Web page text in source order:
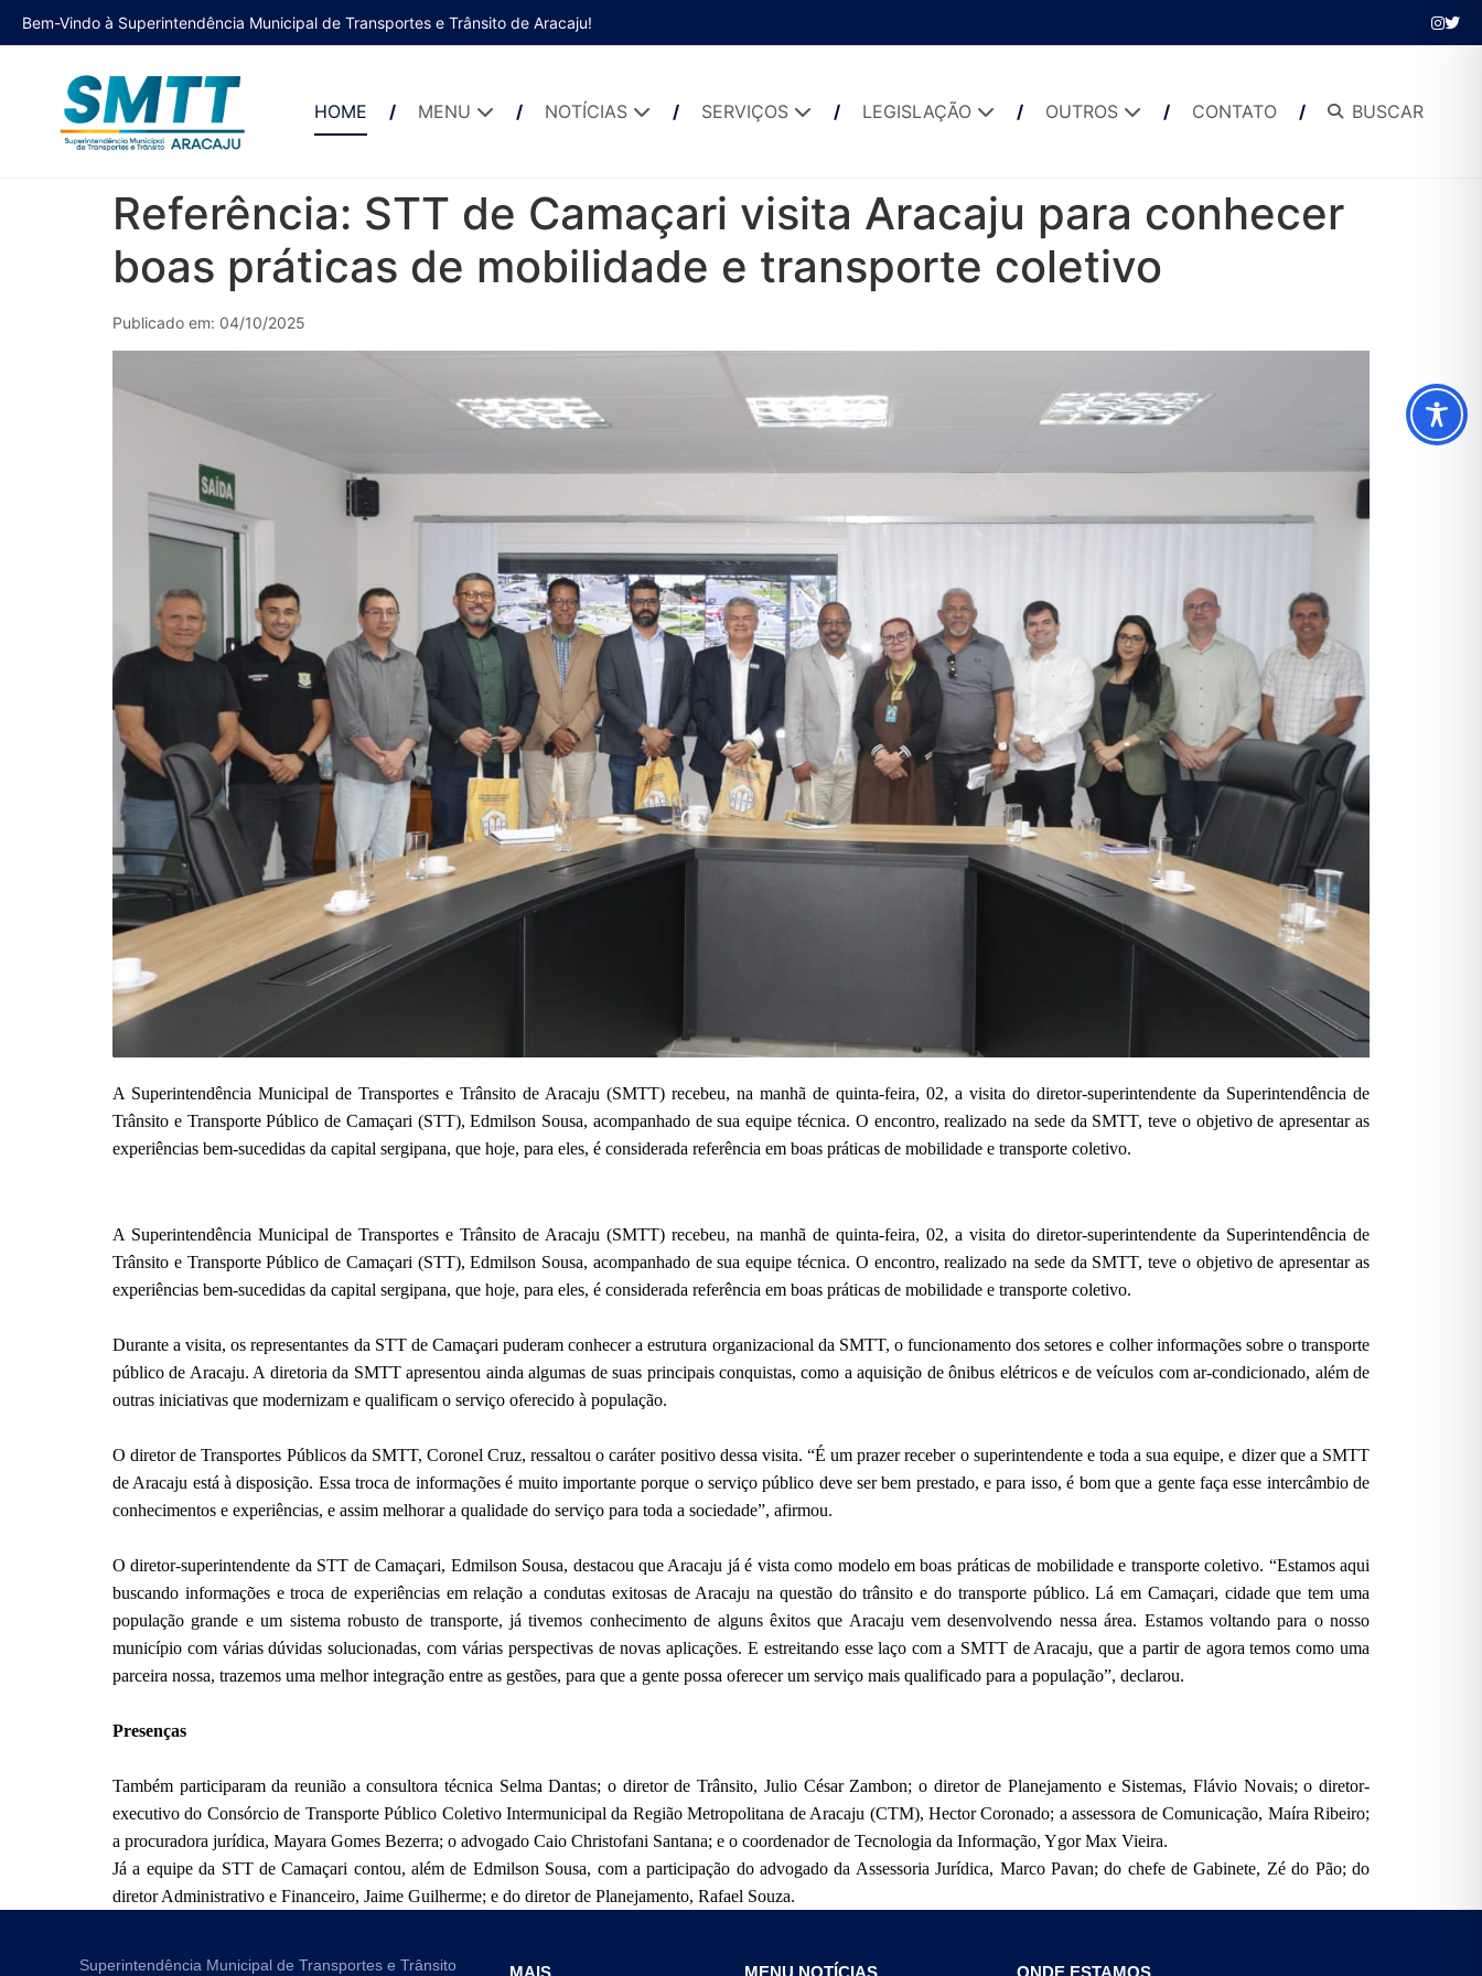
Bem-Vindo à Superintendência Municipal de Transportes e Trânsito de Aracaju!
HOME MENU NOTÍCIAS SERVIÇOS LEGISLAÇÃO OUTROS CONTATO BUSCAR
Referência: STT de Camaçari visita Aracaju para conhecer
boas práticas de mobilidade e transporte coletivo
Publicado em: 04/10/2025
A Superintendência Municipal de Transportes e Trânsito de Aracaju (SMTT) recebeu, na manhã de quinta-feira, 02, a visita do diretor-superintendente da Superintendência de
Trânsito e Transporte Público de Camaçari (STT), Edmilson Sousa, acompanhado de sua equipe técnica. O encontro, realizado na sede da SMTT, teve o objetivo de apresentar as
experiências bem-sucedidas da capital sergipana, que hoje, para eles, é considerada referência em boas práticas de mobilidade e transporte coletivo.
A Superintendência Municipal de Transportes e Trânsito de Aracaju (SMTT) recebeu, na manhã de quinta-feira, 02, a visita do diretor-superintendente da Superintendência de
Trânsito e Transporte Público de Camaçari (STT), Edmilson Sousa, acompanhado de sua equipe técnica. O encontro, realizado na sede da SMTT, teve o objetivo de apresentar as
experiências bem-sucedidas da capital sergipana, que hoje, para eles, é considerada referência em boas práticas de mobilidade e transporte coletivo.
Durante a visita, os representantes da STT de Camaçari puderam conhecer a estrutura organizacional da SMTT, o funcionamento dos setores e colher informações sobre o transporte
público de Aracaju. A diretoria da SMTT apresentou ainda algumas de suas principais conquistas, como a aquisição de ônibus elétricos e de veículos com ar-condicionado, além de
outras iniciativas que modernizam e qualificam o serviço oferecido à população.
O diretor de Transportes Públicos da SMTT, Coronel Cruz, ressaltou o caráter positivo dessa visita. “É um prazer receber o superintendente e toda a sua equipe, e dizer que a SMTT
de Aracaju está à disposição. Essa troca de informações é muito importante porque o serviço público deve ser bem prestado, e para isso, é bom que a gente faça esse intercâmbio de
conhecimentos e experiências, e assim melhorar a qualidade do serviço para toda a sociedade”, afirmou.
O diretor-superintendente da STT de Camaçari, Edmilson Sousa, destacou que Aracaju já é vista como modelo em boas práticas de mobilidade e transporte coletivo. “Estamos aqui
buscando informações e troca de experiências em relação a condutas exitosas de Aracaju na questão do trânsito e do transporte público. Lá em Camaçari, cidade que tem uma
população grande e um sistema robusto de transporte, já tivemos conhecimento de alguns êxitos que Aracaju vem desenvolvendo nessa área. Estamos voltando para o nosso
município com várias dúvidas solucionadas, com várias perspectivas de novas aplicações. E estreitando esse laço com a SMTT de Aracaju, que a partir de agora temos como uma
parceira nossa, trazemos uma melhor integração entre as gestões, para que a gente possa oferecer um serviço mais qualificado para a população”, declarou.
Presenças
Também participaram da reunião a consultora técnica Selma Dantas; o diretor de Trânsito, Julio César Zambon; o diretor de Planejamento e Sistemas, Flávio Novais; o diretor-
executivo do Consórcio de Transporte Público Coletivo Intermunicipal da Região Metropolitana de Aracaju (CTM), Hector Coronado; a assessora de Comunicação, Maíra Ribeiro;
a procuradora jurídica, Mayara Gomes Bezerra; o advogado Caio Christofani Santana; e o coordenador de Tecnologia da Informação, Ygor Max Vieira.
Já a equipe da STT de Camaçari contou, além de Edmilson Sousa, com a participação do advogado da Assessoria Jurídica, Marco Pavan; do chefe de Gabinete, Zé do Pão; do
diretor Administrativo e Financeiro, Jaime Guilherme; e do diretor de Planejamento, Rafael Souza.
Superintendência Municipal de Transportes e Trânsito MAIS MENU NOTÍCIAS ONDE ESTAMOS